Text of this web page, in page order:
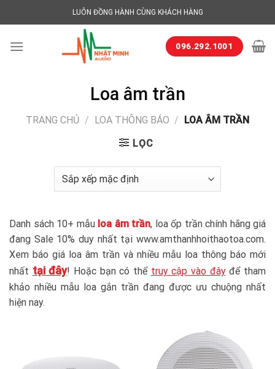
to
LUÔN ĐỒNG HÀNH CÙNG KHÁCH HÀNG
096.292.1001
Loa âm trần
TRANG CHỦ / LOA THÔNG BÁO /
LOA ÂM TRẦN
LỌC
Danh sách 10+ mẫu loa âm trần, loa ốp trần chính hãng giá
đang Sale 10% duy nhất tại www.amthanhhoithaotoa.com.
Xem báo giá loa âm trần và nhiều mẫu loa thông báo mới
nhất tại đây! Hoặc bạn có thể truy cập vào đâyđể tham
khảo nhiều mẫu loa gắn trần đang được ưu chuộng nhất
hiện nay.